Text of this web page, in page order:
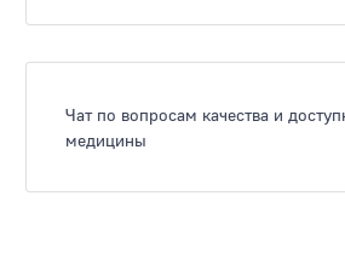
Чат по вопросам качества и
медицины